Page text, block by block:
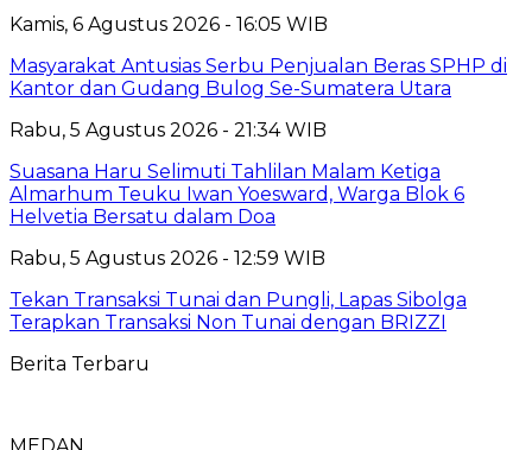
Kamis, 6 Agustus 2026 - 16:05 WIB
Masyarakat Antusias Serbu Penjualan Beras SPHP di
Kantor dan Gudang Bulog Se-Sumatera Utara
Rabu, 5 Agustus 2026 - 21:34 WIB
Suasana Haru Selimuti Tahlilan Malam Ketiga
Almarhum Teuku Iwan Yoesward, Warga Blok 6
Helvetia Bersatu dalam Doa
Rabu, 5 Agustus 2026 - 12:59 WIB
Tekan Transaksi Tunai dan Pungli, Lapas Sibolga
Terapkan Transaksi Non Tunai dengan BRIZZI
Berita Terbaru